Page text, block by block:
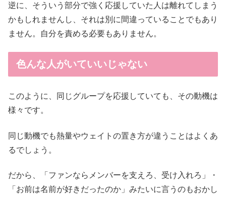
逆に、そういう部分で強く応援していた人は離れてしまう
かもしれませんし、それは別に間違っていることでもあり
ません。自分を責める必要もありません。
色んな人がいていいじゃない
このように、同じグループを応援していても、その動機は
様々です。
同じ動機でも熱量やウェイトの置き方が違うことはよくあ
るでしょう。
だから、「ファンならメンバーを支えろ、受け入れろ」・
「お前は名前が好きだったのか」みたいに言うのもおかし